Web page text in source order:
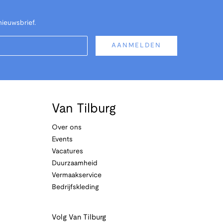
AANMELDEN
Van Tilburg
Over ons
Events
Vacatures
Duurzaamheid
Vermaakservice
Bedrijfskleding
Volg Van Tilburg